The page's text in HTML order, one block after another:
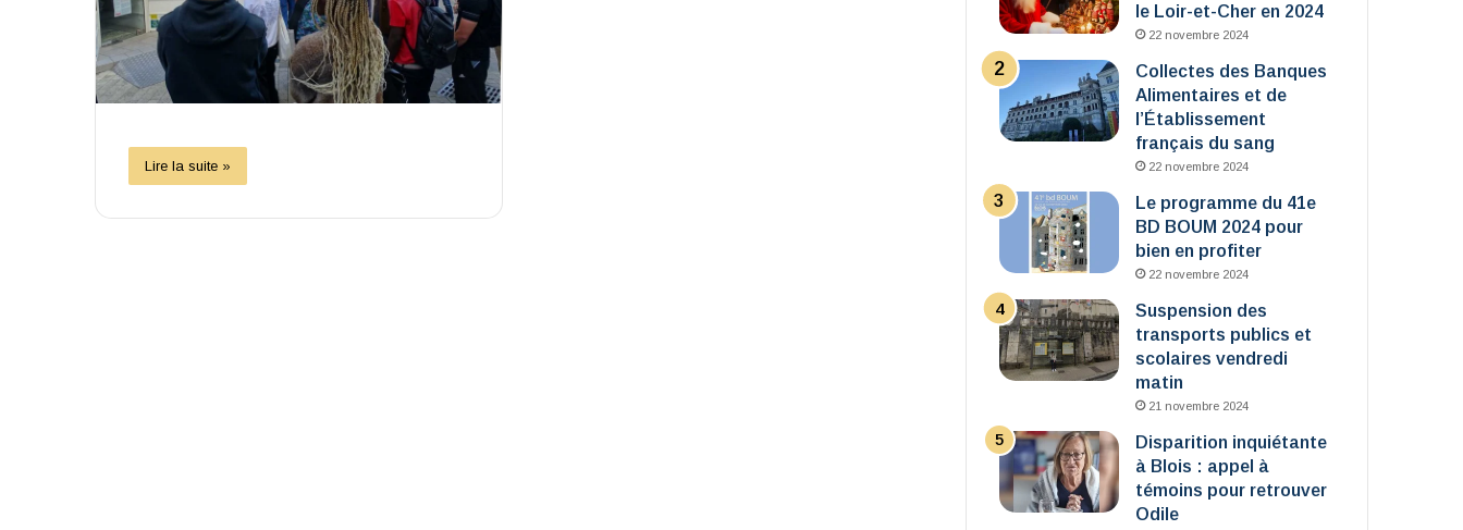
Lire la suite »
le Loir-et-Cher en 2024
22 novembre 2024
Collectes des Banques
Alimentaires et de
l’Établissement
français du sang
22 novembre 2024
Le programme du 41e
BD BOUM 2024 pour
bien en profiter
22 novembre 2024
Suspension des
transports publics et
scolaires vendredi
matin
21 novembre 2024
Disparition inquiétante
à Blois : appel à
témoins pour retrouver
Odile